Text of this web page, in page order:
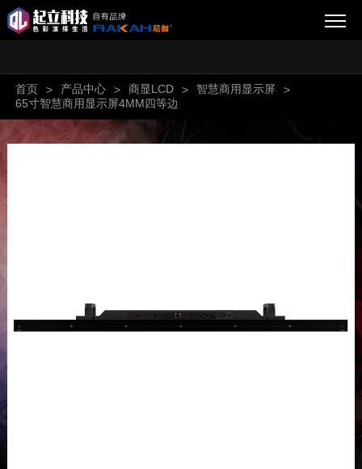
首页 > 产品中心 > 商显LCD > 智慧商用显示屏
>
65寸智慧商用显示屏4MM四等边